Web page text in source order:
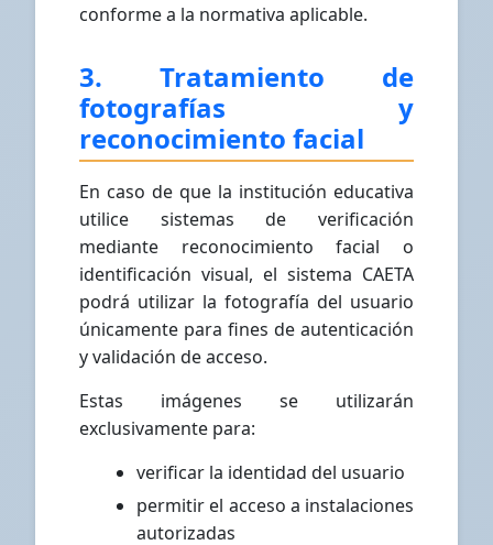
conforme a la normativa aplicable.
3. Tratamiento de
fotografías y
reconocimiento facial
En caso de que la institución educativa
utilice sistemas de verificación
mediante reconocimiento facial o
identificación visual, el sistema CAETA
podrá utilizar la fotografía del usuario
únicamente para fines de autenticación
y validación de acceso.
Estas imágenes se utilizarán
exclusivamente para:
verificar la identidad del usuario
permitir el acceso a instalaciones
autorizadas